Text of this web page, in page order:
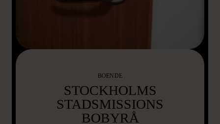
BOENDE
STOCKHOLMS
STADSMISSIONS
BOBYRÅ